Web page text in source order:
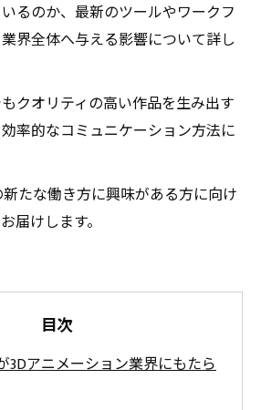
るのか、最新のツールやワークフ
界全体へ与える影響について詳し
クオリティの高い作品を生み出す
率的なコミュニケーション方法に
たな働き方に興味がある方に向け
届けします。
目次
3Dアニメーション業界にもたら